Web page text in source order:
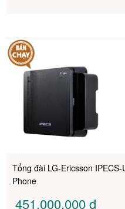
Tổng đài LG-Ericsson
Phone
451,000,000đ